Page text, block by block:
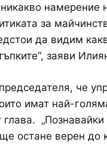
намерение
за
да видим
заяви
че
имат най-
остане верен до